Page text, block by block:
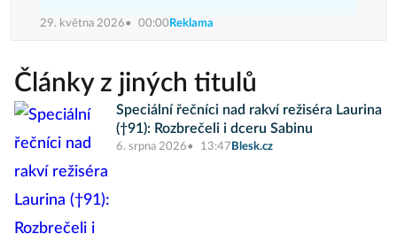
29. května 2026 00:00 Reklama
Články z jiných titulů
Speciální řečníci nad rakví režiséra Laurina
(†91): Rozbrečeli i dceru Sabinu
6. srpna 2026 13:47 Blesk.cz